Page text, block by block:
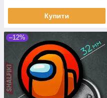
Купити
–12%